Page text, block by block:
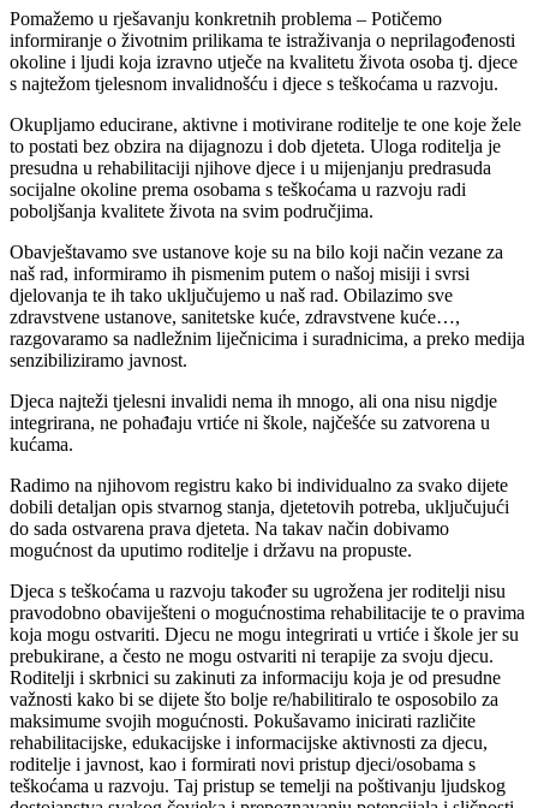
Pomažemo u rješavanju konkretnih problema – Potičemo
informiranje o životnim prilikama te istraživanja o neprilagođenosti
okoline i ljudi koja izravno utječe na kvalitetu života osoba tj. djece
s najtežom tjelesnom invalidnošću i djece s teškoćama u razvoju.
Okupljamo educirane, aktivne i motivirane roditelje te one koje žele
to postati bez obzira na dijagnozu i dob djeteta. Uloga roditelja je
presudna u rehabilitaciji njihove djece i u mijenjanju predrasuda
socijalne okoline prema osobama s teškoćama u razvoju radi
poboljšanja kvalitete života na svim područjima.
Obavještavamo sve ustanove koje su na bilo koji način vezane za
naš rad, informiramo ih pismenim putem o našoj misiji i svrsi
djelovanja te ih tako uključujemo u naš rad. Obilazimo sve
zdravstvene ustanove, sanitetske kuće, zdravstvene kuće…,
razgovaramo sa nadležnim liječnicima i suradnicima, a preko medija
senzibiliziramo javnost.
Djeca najteži tjelesni invalidi nema ih mnogo, ali ona nisu nigdje
integrirana, ne pohađaju vrtiće ni škole, najčešće su zatvorena u
kućama.
Radimo na njihovom registru kako bi individualno za svako dijete
dobili detaljan opis stvarnog stanja, djetetovih potreba, uključujući
do sada ostvarena prava djeteta. Na takav način dobivamo
mogućnost da uputimo roditelje i državu na propuste.
Djeca s teškoćama u razvoju također su ugrožena jer roditelji nisu
pravodobno obaviješteni o mogućnostima rehabilitacije te o pravima
koja mogu ostvariti. Djecu ne mogu integrirati u vrtiće i škole jer su
prebukirane, a često ne mogu ostvariti ni terapije za svoju djecu.
Roditelji i skrbnici su zakinuti za informaciju koja je od presudne
važnosti kako bi se dijete što bolje re/habilitiralo te osposobilo za
maksimume svojih mogućnosti. Pokušavamo inicirati različite
rehabilitacijske, edukacijske i informacijske aktivnosti za djecu,
roditelje i javnost, kao i formirati novi pristup djeci/osobama s
teškoćama u razvoju. Taj pristup se temelji na poštivanju ljudskog